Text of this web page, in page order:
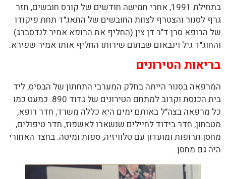
בתחילת 1991, אחרי חמישה חודשים של קורס חובשים, חזר
גרף לסנור והצטרף לצוות החובשים של התאג"ד תחת פיקודו
של הרופא סרן ד"ר דן צין (החליף את הרופא אמיר לנדסברג)
והחוג"ד גיל וינבאום שבתום שירותו החליף אותו אמיר שפירא.
בריאות הטירונים
המרפאה בסנור הייתה בחלק המערבי התחתון של הבסיס, ליד
בית הכנסת וקרוב למתחם הטירונים של גדוד 890. כמעט כמו
כל מרפאה בצה"ל באותם ימים היא כללה משרד, חדר רופא,
מטבחון, חדר בידוד לחיילים שנשארו לאשפוז, חדר טיפולים,
מחסן תרופות ומועדון עם טלוויזיה, ספות ומיטה. בחצר האחורי
היה גם מחסן.